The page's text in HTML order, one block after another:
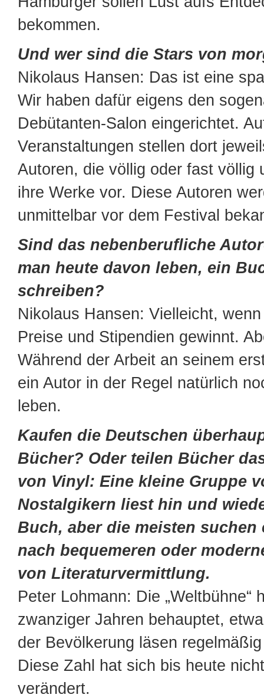
bekommen.
Und wer sind die Stars von
Nikolaus Hansen: Das ist eine
Wir haben dafür eigens den
Debütanten-Salon eingerichtet.
Veranstaltungen stellen dort
Autoren, die völlig oder fast völlig
ihre Werke vor. Diese Autoren
unmittelbar vor dem Festival
Sind das nebenberufliche
man heute davon leben, ein
schreiben?
Nikolaus Hansen: Vielleicht,
Preise und Stipendien gewinnt.
Während der Arbeit an seinem
ein Autor in der Regel natürlich
leben.
Kaufen die Deutschen
Bücher? Oder teilen Bücher
von Vinyl: Eine kleine Gruppe
Nostalgikern liest hin und
Buch, aber die meisten suchen
nach bequemeren oder
von Literaturvermittlung.
Peter Lohmann: Die „Weltbühne“
zwanziger Jahren behauptet,
der Bevölkerung läsen
Diese Zahl hat sich bis heute
verändert.